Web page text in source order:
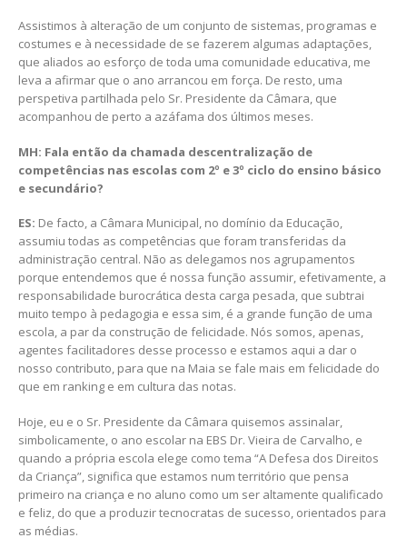
Assistimos à alteração de um conjunto de sistemas, programas e
costumes e à necessidade de se fazerem algumas adaptações,
que aliados ao esforço de toda uma comunidade educativa, me
leva a afirmar que o ano arrancou em força. De resto, uma
perspetiva partilhada pelo Sr. Presidente da Câmara, que
acompanhou de perto a azáfama dos últimos meses.
MH: Fala então da chamada descentralização de
competências nas escolas com 2º e 3º ciclo do ensino básico
e secundário?
ES: De facto, a Câmara Municipal, no domínio da Educação,
assumiu todas as competências que foram transferidas da
administração central. Não as delegamos nos agrupamentos
porque entendemos que é nossa função assumir, efetivamente, a
responsabilidade burocrática desta carga pesada, que subtrai
muito tempo à pedagogia e essa sim, é a grande função de uma
escola, a par da construção de felicidade. Nós somos, apenas,
agentes facilitadores desse processo e estamos aqui a dar o
nosso contributo, para que na Maia se fale mais em felicidade do
que em ranking e em cultura das notas.
Hoje, eu e o Sr. Presidente da Câmara quisemos assinalar,
simbolicamente, o ano escolar na EBS Dr. Vieira de Carvalho, e
quando a própria escola elege como tema “A Defesa dos Direitos
da Criança”, significa que estamos num território que pensa
primeiro na criança e no aluno como um ser altamente qualificado
e feliz, do que a produzir tecnocratas de sucesso, orientados para
as médias.